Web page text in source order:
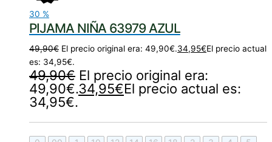
30 %
PIJAMA NIÑA 63979 AZUL
49,90€ El precio original era: 49,90€.34,95€El precio actual
es: 34,95€.
49,90€ El precio original era:
49,90€.34,95€El precio actual es:
34,95€.